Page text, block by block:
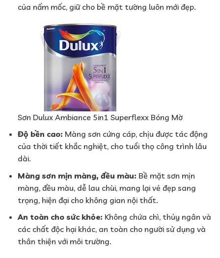
của nấm mốc, giữ cho bề mặt tường luôn mới đẹp.
Sơn Dulux Ambiance 5in1 Superflexx Bóng Mờ
Độ bền cao: Màng sơn cứng cáp, chịu được tác động
của thời tiết khắc nghiệt, cho tuổi thọ công trình lâu
dài.
Màng sơn mịn màng, đều màu: Bề mặt sơn mịn
màng, đều màu, dễ lau chùi, mang lại vẻ đẹp sang
trọng, hiện đại cho không gian nội thất.
An toàn cho sức khỏe: Không chứa chì, thủy ngân và
các chất độc hại khác, an toàn cho người sử dụng và
thân thiện với môi trường.